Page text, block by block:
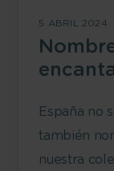
5 ABRIL 2024
España no
también
nuestra